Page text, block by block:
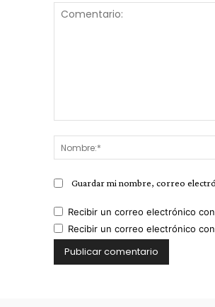
Guardar mi nombre, correo
Recibir un correo electrónico
Recibir un correo electrónico